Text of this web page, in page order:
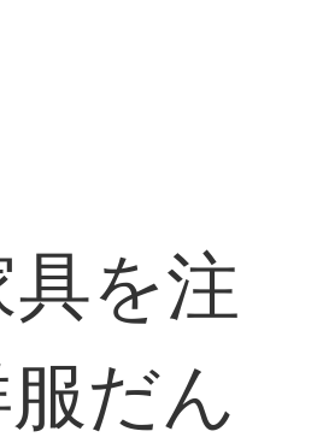
を注
だん